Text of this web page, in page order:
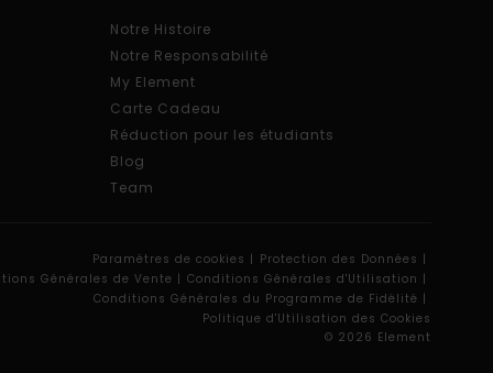
Notre Histoire
Notre Responsabilité
My Element
Carte Cadeau
Réduction pour les étudiants
Blog
Team
Paramètres de cookies | Protection des Données |
Générales de Vente | Conditions Générales d'Utilisation |
Conditions Générales du Programme de Fidélité |
Politique d'Utilisation des Cookies
© 2026 Element